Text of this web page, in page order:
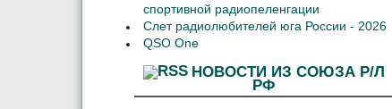
спортивной радиопеленгации
Слет радиолюбителей юга России - 2026
QSO One
НОВОСТИ ИЗ СОЮЗА Р/Л
РФ